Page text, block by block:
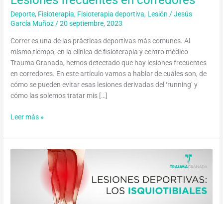
Deporte, Fisioterapia, Fisioterapia deportiva, Lesión /Jesús
García Muñoz/20 septiembre, 2023
Correr es una de las prácticas deportivas más comunes. Al
mismo tiempo, en la clínica de fisioterapia y centro médico
Trauma Granada, hemos detectado que hay lesiones frecuentes
en corredores. En este artículo vamos a hablar de cuáles son, de
cómo se pueden evitar esas lesiones derivadas del ‘running’ y
cómo las solemos tratar mis […]
Leer más »
isquiotibiales